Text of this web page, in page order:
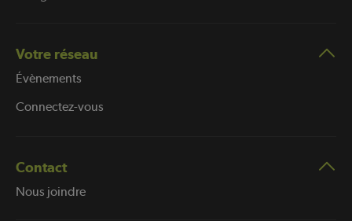
Votre réseau
Évènements
Connectez-vous
Contact
Nous joindre